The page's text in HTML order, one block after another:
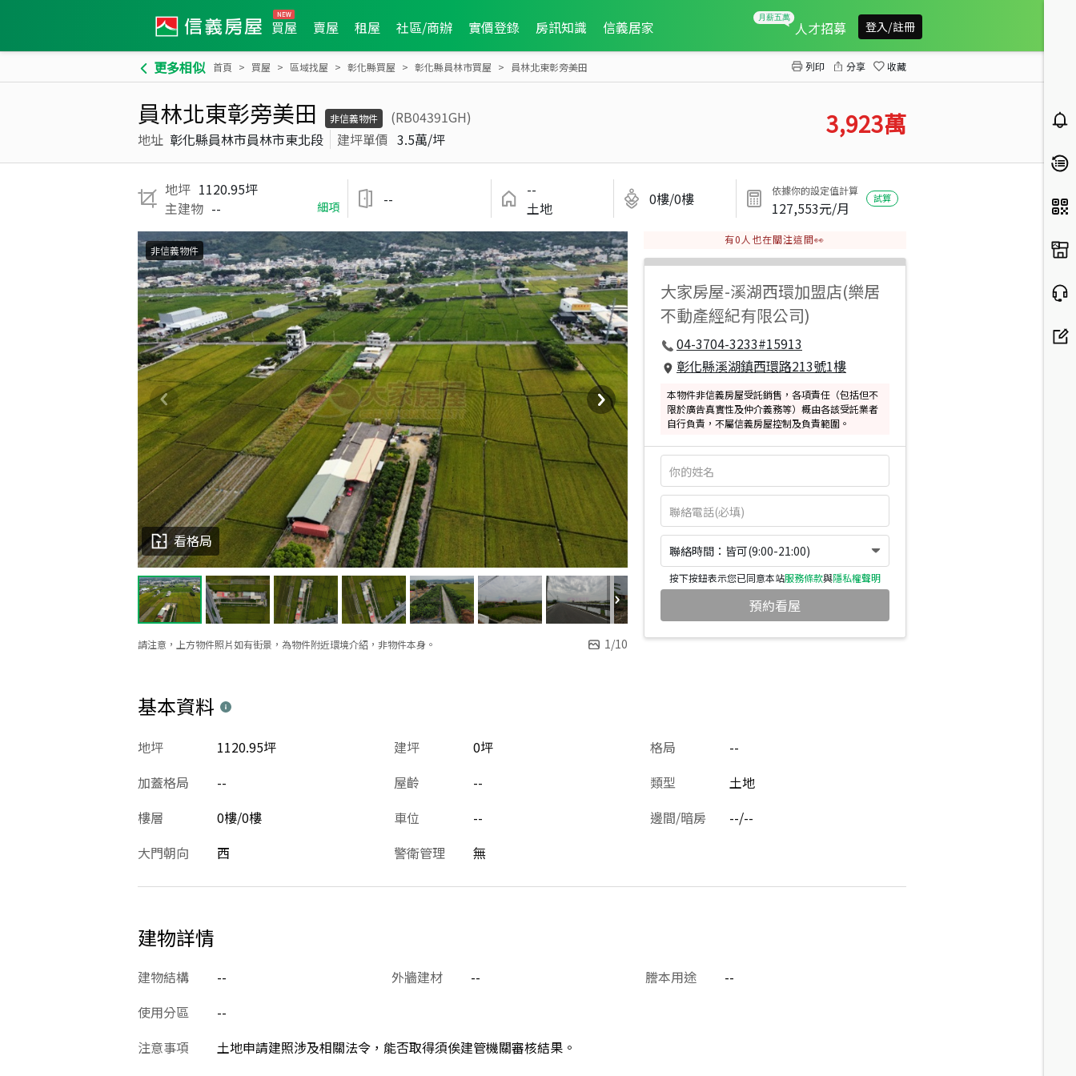
買屋 賣屋 租屋 社區/商辦 實價登錄 房訊知識 信義居家 人才招募 登入/註冊
更多相似 首頁 買屋 區域找屋 彰化縣買屋 彰化縣員林市買屋 員林北東彰旁美田 列印 分享 收藏
員林北東彰旁美田 非信義物件
(RB04391GH)
地址 彰化縣員林市員林市東北段 建坪單價 3.5萬/坪 3,923萬
地坪 1120.95坪
主建物 -- 細項 --
--
土地
0樓/0樓 依據你的設定值計算
127,553元/月
試算
請注意，上方物件照片如有街景，為物件附近環境介紹，非物件本身。 1/10
看格局
非信義物件
有0 人也在關注這間👀
大家房屋-溪湖西環加盟店(樂居
不動產經紀有限公司)
04-3704-3233#15913
彰化縣溪湖鎮西環路213號1樓
本物件非信義房屋受託銷售，各項責任（包括但不
限於廣告真實性及仲介義務等）概由各該受託業者
自行負責，不屬信義房屋控制及負責範圍。
聯絡時間：皆可(9:00-21:00)
按下按鈕表示您已同意本站服務條款與隱私權聲明
預約看屋
基本資料
建坪 0坪
地坪 1120.95坪 格局
--
加蓋格局
-- 屋齡 -- 類型
土地
樓層
0樓/0樓 車位 -- 邊間/暗房
--/--
大門朝向
西 警衛管理 無
建物詳情
建物結構 -- 外牆建材 -- 謄本用途
--
使用分區
--
注意事項
土地申請建照涉及相關法令，能否取得須俟建管機關審核結果。